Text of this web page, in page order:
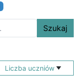
Szukaj
Liczba uczniów